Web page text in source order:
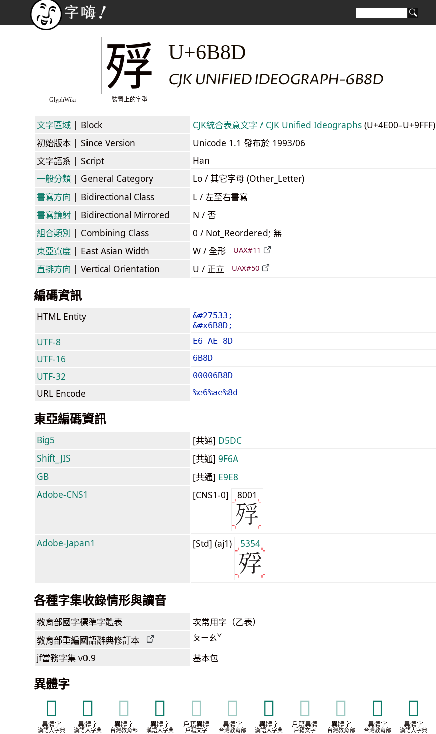
GlyphWiki
殍
裝置上的字型
U+6B8D
CJK UNIFIED IDEOGRAPH-6B8D
文字區域 | Block CJK統合表意文字 / CJK Unified Ideographs (U+4E00–U+9FFF)
初始版本 | Since Version
Unicode 1.1 發布於 1993/06
文字語系 | Script
Han
一般分類 | General Category
Lo / 其它字母 (Other_Letter)
書寫方向 | Bidirectional Class
L / 左至右書寫
書寫鏡射 | Bidirectional Mirrored
N / 否
組合類別 | Combining Class
0 / Not_Reordered; 無
東亞寬度 | East Asian Width W / 全形 UAX#11
直排方向 | Vertical Orientation U / 正立 UAX#50
編碼資訊
HTML Entity
&#27533;
&#x6B8D;
UTF-8 E6 AE 8D
UTF-16 6B8D
UTF-32 00006B8D
URL Encode %e6%ae%8d
東亞編碼資訊
Big5 [共通] D5DC
Shift_JIS
[共通] 9F6A
GB
[共通] E9E8
Adobe-CNS1
[CNS1-0] 8001
Adobe-Japan1 [Std] (aj1) 5354
各種字集收錄情形與讀音
教育部國字標準字體表 次常用字（乙表）
教育部重編國語辭典修訂本 ㄆㄧㄠˇ
jf當務字集 v0.9 基本包
異體字
𠬪
異體字
漢語大字典
𣧶
異體字
漢語大字典
𣧶
異體字
台灣教育部
𣨈
異體字
漢語大字典
𣨈
戶籍異體
戶籍文字
𣨈
異體字
台灣教育部
𦖀
異體字
漢語大字典
𦖀
戶籍異體
戶籍文字
𦖀
異體字
台灣教育部
𦭼
異體字
台灣教育部
𦹡
異體字
漢語大字典